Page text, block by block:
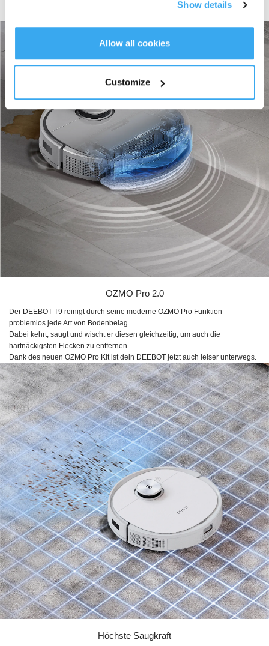
Show details
Allow all cookies
Customize
OZMO Pro 2.0
Der DEEBOT T9 reinigt durch seine moderne OZMO Pro Funktion
problemlos jede Art von Bodenbelag.
Dabei kehrt, saugt und wischt er diesen gleichzeitig, um auch die
hartnäckigsten Flecken zu entfernen.
Dank des neuen OZMO Pro Kit ist dein DEEBOT jetzt auch leiser unterwegs.
Höchste Saugkraft